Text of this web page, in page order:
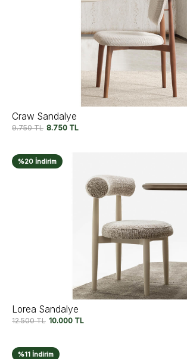
Craw Sandalye
9.750TL 8.750 TL
%20 İndirim
Lorea Sandalye
12.500TL 10.000 TL
%11 İndirim